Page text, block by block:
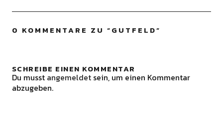
0 KOMMENTARE ZU “GUTFELD”
SCHREIBE EINEN KOMMENTAR
Du musst angemeldetsein, um einen Kommentar
abzugeben.